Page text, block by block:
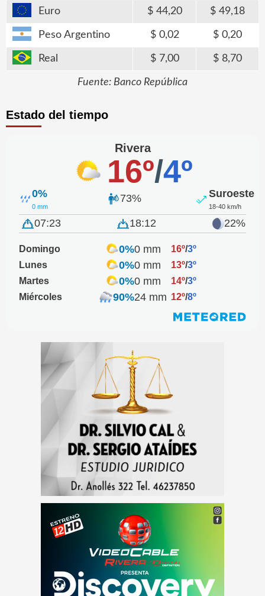
Euro 44,20 49,18
Peso Argentino 0,02 0,20
Real 7,00 8,70
Fuente: Banco República
Estado del tiempo
Rivera
16º/4º
0%
0 mm
73% Suroeste
18-40 km/h
07:23 18:12 22%
Domingo 0%0 mm 16º/3º
Lunes
0%0 mm 13º/3º
Martes
0%0 mm 14º/3º
Miércoles
90%24 mm 12º/8º